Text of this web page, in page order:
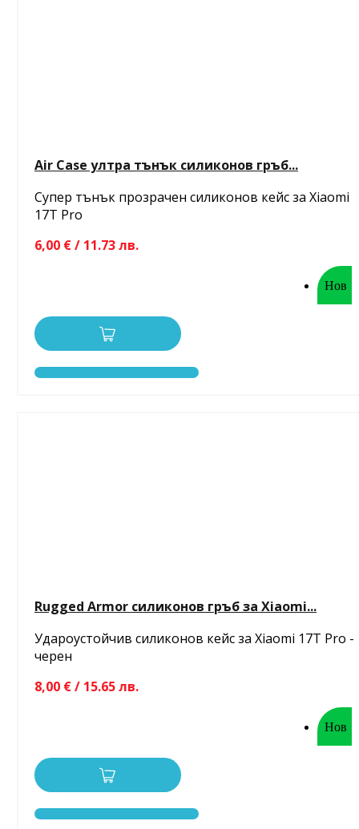
Air Case ултра тънък силиконов гръб...
Супер тънък прозрачен силиконов кейс за Xiaomi
17T Pro
6,00 € / 11.73 лв.
Нов
Rugged Armor силиконов гръб за Xiaomi...
Удароустойчив силиконов кейс за Xiaomi 17T Pro -
черен
8,00 € / 15.65 лв.
Нов